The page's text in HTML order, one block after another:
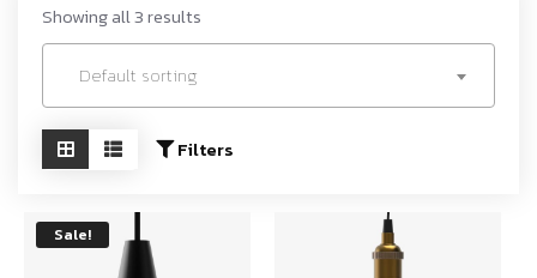
บทความ
Showing all 3 results
Default sorting
Filters
Sale!